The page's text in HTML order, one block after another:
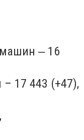
‒ 16
– 17 443 (+47),